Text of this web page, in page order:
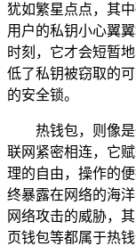
犹如繁星点点，其
用户的私钥小心翼
时刻，它才会短暂
低了私钥被窃取的
的安全锁。
热钱包，则像
联网紧密相连，它
理的自由，操作的
终暴露在网络的海
网络攻击的威胁，
页钱包等都属于热钱